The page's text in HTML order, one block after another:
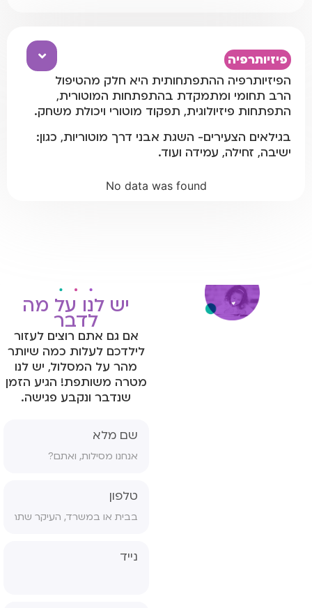
פיזיותרפיה
הפיזיותרפיה ההתפתחותית היא חלק מהטיפול
הרב תחומי ומתמקדת בהתפתחות המוטורית,
התפתחות פיזיולוגית, תפקוד מוטורי ויכולת משחק.
בגילאים הצעירים- השגת אבני דרך מוטוריות, כגון:
ישיבה, זחילה, עמידה ועוד.
No data was found
יש לנו על מה
לדבר
אם גם אתם רוצים לעזור
לילדכם לעלות כמה שיותר
מהר על המסלול, יש לנו
מטרה משותפת! הגיע הזמן
שנדבר ונקבע פגישה.
שם מלא
טלפון
נייד